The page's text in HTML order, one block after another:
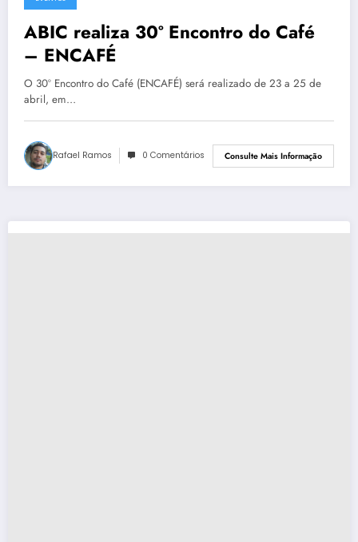
ABIC realiza 30º Encontro do Café
– ENCAFÉ
O 30º Encontro do Café (ENCAFÉ) será realizado de 23 a 25 de
abril, em…
Rafael Ramos 0 Comentários Consulte Mais Informação